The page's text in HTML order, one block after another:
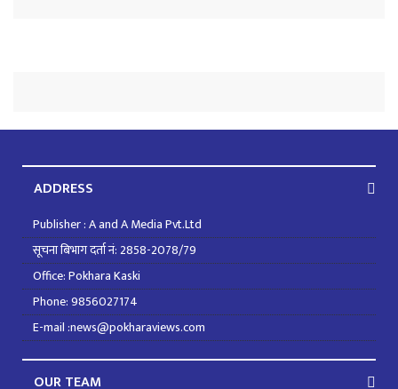
ADDRESS
Publisher : A and A Media Pvt.Ltd
सूचना बिभाग दर्ता नं: 2858-2078/79
Office: Pokhara Kaski
Phone: 9856027174
E-mail :news@pokharaviews.com
OUR TEAM